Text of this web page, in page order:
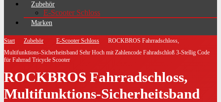
Zubehör
E-Scooter Schloss
Marken
Start Zubehör E-Scooter Schloss
ROCKBROS Fahrradschloss,
Multifunktions-Sicherheitsband Sehr Hoch mit Zahlencode Fahradschloß 3-Stellig Code
für Fahrrad Tricycle Scooter
ROCKBROS Fahrradschloss,
Multifunktions-Sicherheitsband